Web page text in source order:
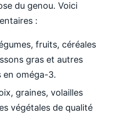
du genou. Voici
:
fruits, céréales
gras et autres
en oméga-3.
graines, volailles
végétales de qualité